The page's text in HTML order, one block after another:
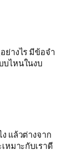
ย่างไร มีข้อจำ
บไหนในงบ
แล้วต่างจาก
หมาะกับเราดี